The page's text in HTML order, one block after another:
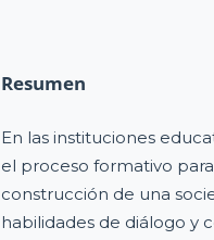
Resumen
En las instituciones
el proceso formativo
construcción de una
habilidades de diálogo y